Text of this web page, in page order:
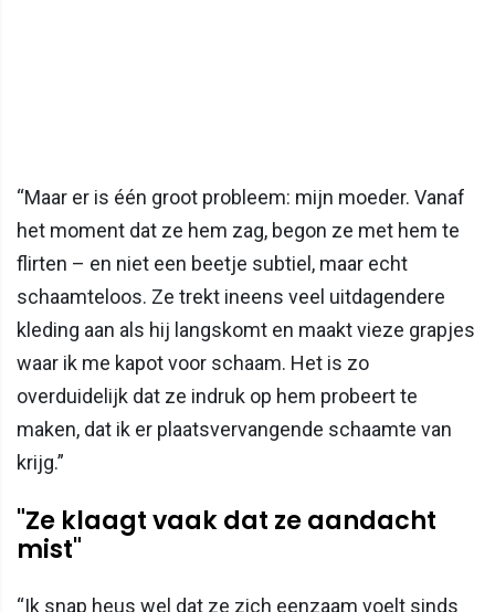
“Maar er is één groot probleem: mijn moeder. Vanaf
het moment dat ze hem zag, begon ze met hem te
flirten – en niet een beetje subtiel, maar echt
schaamteloos. Ze trekt ineens veel uitdagendere
kleding aan als hij langskomt en maakt vieze grapjes
waar ik me kapot voor schaam. Het is zo
overduidelijk dat ze indruk op hem probeert te
maken, dat ik er plaatsvervangende schaamte van
krijg.”
"Ze klaagt vaak dat ze aandacht
mist"
“Ik snap heus wel dat ze zich eenzaam voelt sinds